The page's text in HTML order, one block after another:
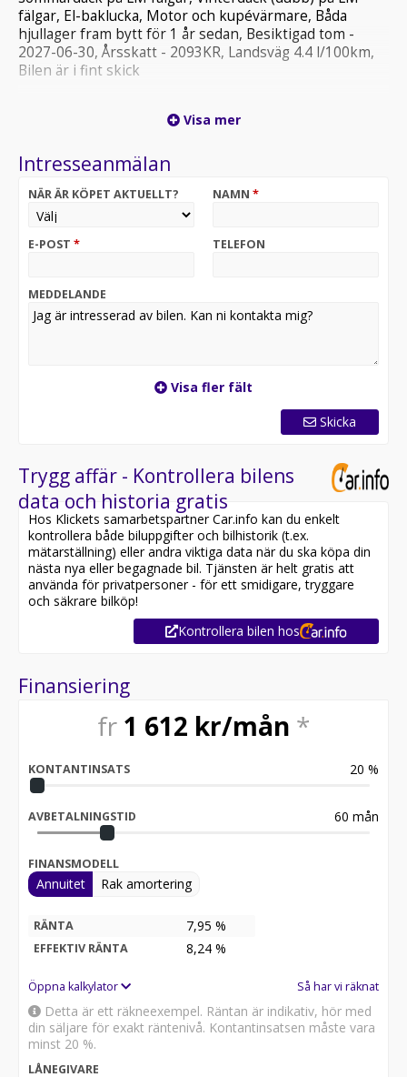
fälgar, El-baklucka, Motor och kupévärmare, Båda
hjullager fram bytt för 1 år sedan, Besiktigad tom -
2027-06-30, Årsskatt - 2093KR, Landsväg 4.4 l/100km,
Bilen är i fint skick
Finansiering via Mymoney, Svea och LF finans
Visa mer
Intresseanmälan
NÄR ÄR KÖPET AKTUELLT? NAMN *
E-POST * TELEFON
MEDDELANDE
Visa fler fält
Skicka
Trygg affär - Kontrollera bilens
data och historia gratis
Hos Klickets samarbetspartner Car.info kan du enkelt
kontrollera både biluppgifter och bilhistorik (t.ex.
mätarställning) eller andra viktiga data när du ska köpa din
nästa nya eller begagnade bil. Tjänsten är helt gratis att
använda för privatpersoner - för ett smidigare, tryggare
och säkrare bilköp!
Kontrollera bilen hos
Finansiering
fr 1 612 kr/mån *
KONTANTINSATS 20 %
AVBETALNINGSTID 60 mån
FINANSMODELL
Annuitet Rak amortering
RÄNTA 7,95 %
EFFEKTIV RÄNTA 8,24 %
Öppna kalkylator Så har vi räknat
Detta är ett räkneexempel. Räntan är indikativ, hör med
din säljare för exakt räntenivå. Kontantinsatsen måste vara
minst 20 %.
LÅNEGIVARE